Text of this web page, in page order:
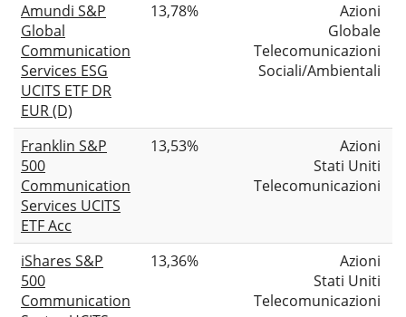
Amundi S&P
Global
Communication
Services ESG
UCITS ETF DR
EUR (D)
13,78%
Azioni
Globale
Telecomunicazioni
Sociali/Ambientali
Franklin S&P
500
Communication
Services UCITS
ETF Acc
13,53%
Azioni
Stati Uniti
Telecomunicazioni
iShares S&P
500
Communication
13,36%
Azioni
Stati Uniti
Telecomunicazioni